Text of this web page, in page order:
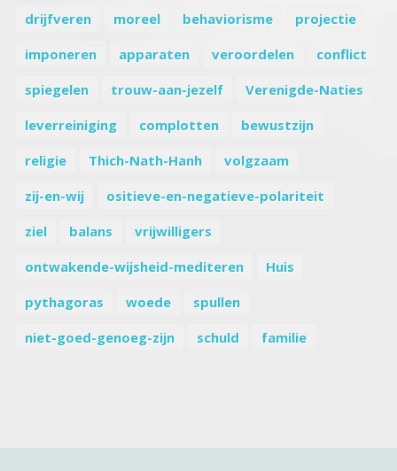
drijfveren
moreel behaviorisme
projectie
imponeren
apparaten veroordelen
conflict
spiegelen
trouw-aan-jezelf
Verenigde-Naties
leverreiniging
complotten
bewustzijn
religie
Thich-Nath-Hanh
volgzaam
zij-en-wij
ositieve-en-negatieve-polariteit
ziel
balans
vrijwilligers
ontwakende-wijsheid-mediteren
Huis
pythagoras
woede
spullen
niet-goed-genoeg-zijn
schuld familie